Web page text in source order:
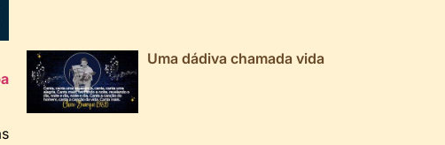
Uma dádiva chamada vida